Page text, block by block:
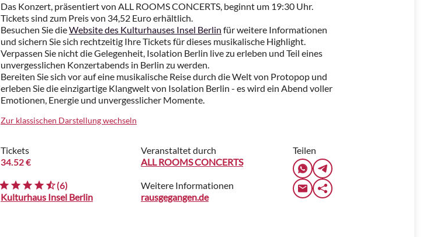
Das Konzert, präsentiert von ALL ROOMS CONCERTS, beginnt um 19:30 Uhr.
Tickets sind zum Preis von 34,52 Euro erhältlich.
Besuchen Sie dieWebsite des Kulturhauses Insel Berlin für weitere Informationen
und sichern Sie sich rechtzeitig Ihre Tickets für dieses musikalische Highlight.
Verpassen Sie nicht die Gelegenheit, Isolation Berlin live zu erleben und Teil eines
unvergesslichen Konzertabends in Berlin zu werden.
Bereiten Sie sich vor auf eine musikalische Reise durch die Welt von Protopop und
erleben Sie die einzigartige Klangwelt von Isolation Berlin - es wird ein Abend voller
Emotionen, Energie und unvergesslicher Momente.
Zur klassischen Darstellung wechseln
Tickets
34.52 €
(6)
Kulturhaus Insel Berlin
Veranstaltet durch
ALL ROOMS CONCERTS
Weitere Informationen
rausgegangen.de
Teilen